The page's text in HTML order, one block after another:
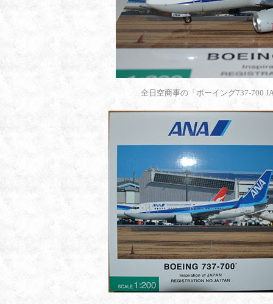
全日空商事の「ボーイング737-700